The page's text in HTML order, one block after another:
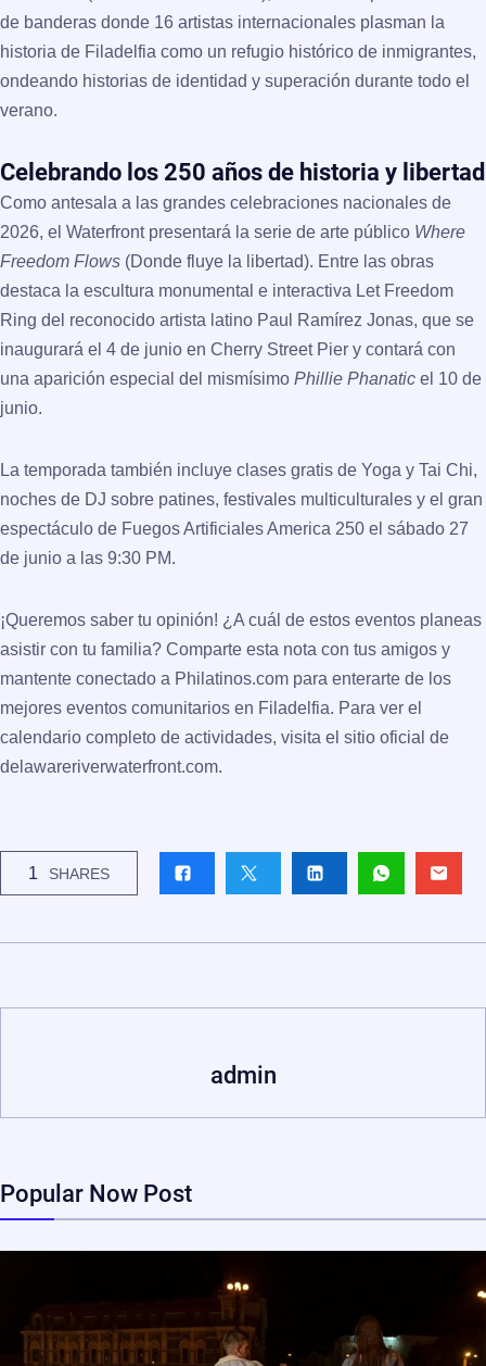
de banderas donde 16 artistas internacionales plasman la
historia de Filadelfia como un refugio histórico de inmigrantes,
ondeando historias de identidad y superación durante todo el
verano.
Celebrando los 250 años de historia y libertad
Como antesala a las grandes celebraciones nacionales de
2026, el Waterfront presentará la serie de arte público Where
Freedom Flows (Donde fluye la libertad). Entre las obras
destaca la escultura monumental e interactiva Let Freedom
Ring del reconocido artista latino Paul Ramírez Jonas, que se
inaugurará el 4 de junio en Cherry Street Pier y contará con
una aparición especial del mismísimo Phillie Phanatic el 10 de
junio.
La temporada también incluye clases gratis de Yoga y Tai Chi,
noches de DJ sobre patines, festivales multiculturales y el gran
espectáculo de Fuegos Artificiales America 250 el sábado 27
de junio a las 9:30 PM.
¡Queremos saber tu opinión! ¿A cuál de estos eventos planeas
asistir con tu familia? Comparte esta nota con tus amigos y
mantente conectado a Philatinos.com para enterarte de los
mejores eventos comunitarios en Filadelfia. Para ver el
calendario completo de actividades, visita el sitio oficial de
delawareriverwaterfront.com.
1 SHARES
admin
Popular Now Post